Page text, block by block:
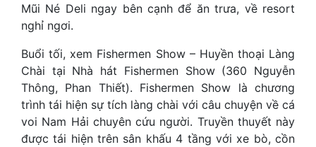
Mũi Né Deli ngay bên cạnh để ăn trưa, về resort
nghỉ ngơi.
Buổi tối, xem Fishermen Show – Huyền thoại Làng
Chài tại Nhà hát Fishermen Show (360 Nguyễn
Thông, Phan Thiết). Fishermen Show là chương
trình tái hiện sự tích làng chài với câu chuyện về cá
voi Nam Hải chuyên cứu người. Truyền thuyết này
được tái hiện trên sân khấu 4 tầng với xe bò, cồn